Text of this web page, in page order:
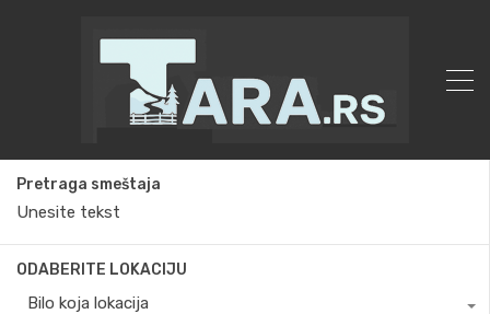
Pretraga smeštaja
ODABERITE LOKACIJU
Bilo koja lokacija